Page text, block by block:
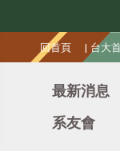
回首頁 | 台大
最新消息
系友會